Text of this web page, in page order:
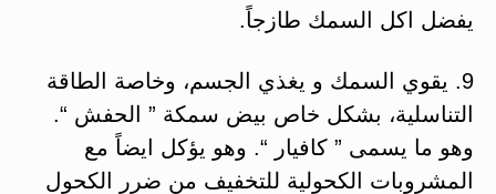
يفضل اكل السمك طازجاً.
9. يقوي السمك و يغذي الجسم، وخاصة الطاقة
التناسلية، بشكل خاص بيض سمكة ” الحفش “.
وهو ما يسمى ” كافيار “. وهو يؤكل ايضاً مع
المشروبات الكحولية للتخفيف من ضرر الكحول